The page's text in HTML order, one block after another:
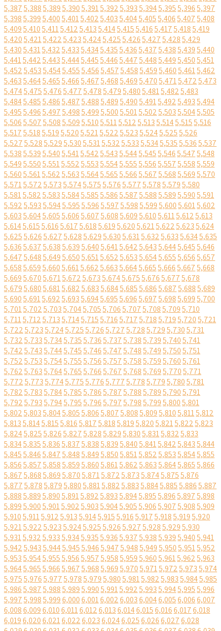
5,3875,3885,3895,3905,3915,3925,3935,3945,3955,3965,397
5,3985,3995,4005,4015,4025,4035,4045,4055,4065,4075,408
5,4095,4105,4115,4125,4135,4145,4155,4165,4175,4185,419
5,4205,4215,4225,4235,4245,4255,4265,4275,4285,429
5,4305,4315,4325,4335,4345,4355,4365,4375,4385,4395,440
5,4415,4425,4435,4445,4455,4465,4475,4485,4495,4505,451
5,4525,4535,4545,4555,4565,4575,4585,4595,4605,4615,462
5,4635,4645,4655,4665,4675,4685,4695,4705,4715,4725,473
5,4745,4755,4765,4775,4785,4795,4805,4815,4825,483
5,4845,4855,4865,4875,4885,4895,4905,4915,4925,4935,494
5,4955,4965,4975,4985,4995,5005,5015,5025,5035,5045,505
5,5065,5075,5085,5095,5105,5115,5125,5135,5145,5155,516
5,5175,5185,5195,5205,5215,5225,5235,5245,5255,526
5,5275,5285,5295,5305,5315,5325,5335,5345,5355,5365,537
5,5385,5395,5405,5415,5425,5435,5445,5455,5465,5475,548
5,5495,5505,5515,5525,5535,5545,5555,5565,5575,5585,559
5,5605,5615,5625,5635,5645,5655,5665,5675,5685,5695,570
5,5715,5725,5735,5745,5755,5765,5775,5785,5795,580
5,5815,5825,5835,5845,5855,5865,5875,5885,5895,5905,591
5,5925,5935,5945,5955,5965,5975,5985,5995,6005,6015,602
5,6035,6045,6055,6065,6075,6085,6095,6105,6115,6125,613
5,6145,6155,6165,6175,6185,6195,6205,6215,6225,6235,624
5,6255,6265,6275,6285,6295,6305,6315,6325,6335,6345,635
5,6365,6375,6385,6395,6405,6415,6425,6435,6445,6455,646
5,6475,6485,6495,6505,6515,6525,6535,6545,6555,6565,657
5,6585,6595,6605,6615,6625,6635,6645,6655,6665,6675,668
5,6695,6705,6715,6725,6735,6745,6755,6765,6775,678
5,6795,6805,6815,6825,6835,6845,6855,6865,6875,6885,689
5,6905,6915,6925,6935,6945,6955,6965,6975,6985,6995,700
5,7015,7025,7035,7045,7055,7065,7075,7085,7095,710
5,7115,7125,7135,7145,7155,7165,7175,7185,7195,7205,721
5,7225,7235,7245,7255,7265,7275,7285,7295,7305,731
5,7325,7335,7345,7355,7365,7375,7385,7395,7405,741
5,7425,7435,7445,7455,7465,7475,7485,7495,7505,751
5,7525,7535,7545,7555,7565,7575,7585,7595,7605,761
5,7625,7635,7645,7655,7665,7675,7685,7695,7705,771
5,7725,7735,7745,7755,7765,7775,7785,7795,7805,781
5,7825,7835,7845,7855,7865,7875,7885,7895,7905,791
5,7925,7935,7945,7955,7965,7975,7985,7995,8005,801
5,8025,8035,8045,8055,8065,8075,8085,8095,8105,8115,812
5,8135,8145,8155,8165,8175,8185,8195,8205,8215,8225,823
5,8245,8255,8265,8275,8285,8295,8305,8315,8325,833
5,8345,8355,8365,8375,8385,8395,8405,8415,8425,8435,844
5,8455,8465,8475,8485,8495,8505,8515,8525,8535,8545,855
5,8565,8575,8585,8595,8605,8615,8625,8635,8645,8655,866
5,8675,8685,8695,8705,8715,8725,8735,8745,8755,876
5,8775,8785,8795,8805,8815,8825,8835,8845,8855,8865,887
5,8885,8895,8905,8915,8925,8935,8945,8955,8965,8975,898
5,8995,9005,9015,9025,9035,9045,9055,9065,9075,9085,909
5,9105,9115,9125,9135,9145,9155,9165,9175,9185,9195,920
5,9215,9225,9235,9245,9255,9265,9275,9285,9295,930
5,9315,9325,9335,9345,9355,9365,9375,9385,9395,9405,941
5,9425,9435,9445,9455,9465,9475,9485,9495,9505,9515,952
5,9535,9545,9555,9565,9575,9585,9595,9605,9615,9625,963
5,9645,9655,9665,9675,9685,9695,9705,9715,9725,9735,974
5,9755,9765,9775,9785,9795,9805,9815,9825,9835,9845,985
5,9865,9875,9885,9895,9905,9915,9925,9935,9945,9955,996
5,9975,9985,9996,0006,0016,0026,0036,0046,0056,0066,007
6,0086,0096,0106,0116,0126,0136,0146,0156,0166,0176,018
6,0196,0206,0216,0226,0236,0246,0256,0266,0276,028